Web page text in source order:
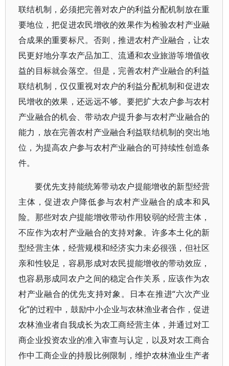
联结机制，必须把完善对农户的利益分配机制放在重
要地位，把促进农民增收的效果作为检验农村产业融
合成果的重要标尺。否则，推进农村产业融合，让农
民更好地分享农产品加工、流通和农业旅游等增值收
益的目标就会落空。但是，完善农村产业融合的利益
联结机制，仅仅重视对农户的利益分配机制和促进农
民增收的效果，还远远不够。要把扩大农户参与农村
产业融合的机会、带动农户提升参与农村产业融合的
能力，放在完善农村产业融合利益联结机制的突出地
位，为提高农户参与农村产业融合的可持续性创造条
件。
要优先支持能统筹带动农户提能增收的新型经营
主体，促进农户降低参与农村产业融合的成本和风
险。那些对农户提能增收带动作用较弱的经营主体，
不应作为农村产业融合的支持对象。许多本土化的新
型经营主体，经营规模和经济实力未必很强，但社区
亲和性较足，容易形成对农民提能增收的带动效应，
也容易形成同农户之间的稳定合作关系，应该作为农
村产业融合的优先支持对象。日本在推进“六次产业
化”的过程中，鼓励中小企业与农林渔业者合作，促进
农林渔业者自我成长为农工商经营主体，并通过对工
商企业投资农业的准入审查与认定，以及对农工商合
作中工商企业的持股比例限制，维护农林渔业生产者